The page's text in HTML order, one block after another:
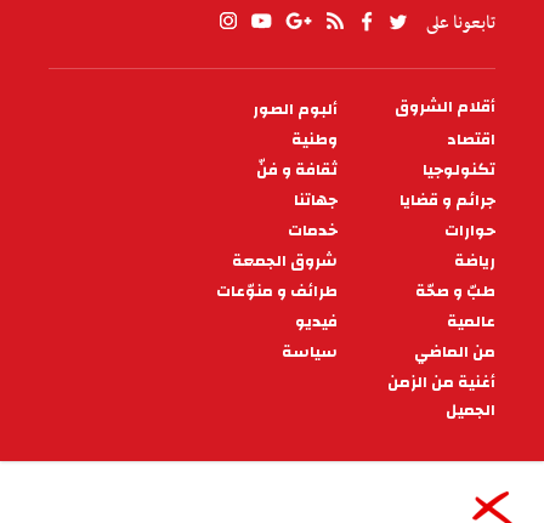
تابعونا على
PIED
DE
PAGE
أقلام الشروق
ألبوم الصور
اقتصاد
وطنية
تكنولوجيا
ثقافة و فنّ
جرائم و قضايا
جهاتنا
حوارات
خدمات
رياضة
شروق الجمعة
طبّ و صحّة
طرائف و منوّعات
عالمية
فيديو
من الماضي
سياسة
أغنية من الزمن
الجميل